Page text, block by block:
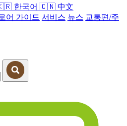
한국어 🇨🇳 中文
어 가이드 서비스 뉴스 교통편/주